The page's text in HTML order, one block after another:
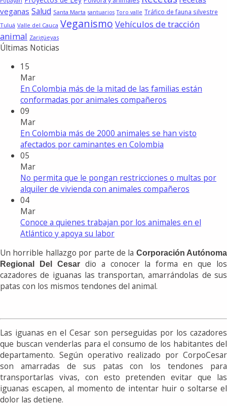
veganas Salud Santa Marta santuarios Toro valle Tráfico de fauna silvestre
Tuluá Valle del Cauca Veganismo Vehículos de tracción
animal Zarigüeyas
Últimas Noticias
15
Mar
En Colombia más de la mitad de las familias están
conformadas por animales compañeros
09
Mar
En Colombia más de 2000 animales se han visto
afectados por caminantes en Colombia
05
Mar
No permita que le pongan restricciones o multas por
alquiler de vivienda con animales compañeros
04
Mar
Conoce a quienes trabajan por los animales en el
Atlántico y apoya su labor
Un horrible hallazgo por parte de la Corporación Autónoma
Regional Del Cesardio a conocer la forma en que los
cazadores de iguanas las transportan, amarrándolas de sus
patas con los mismos tendones del animal.
Las iguanas en el Cesar son perseguidas por los cazadores
que buscan venderlas para el consumo de los habitantes del
departamento. Según operativo realizado por CorpoCesar
son amarradas de sus patas con los tendones para
transportarlas vivas, con esto pretenden evitar que las
iguanas escapen, al momento de intentar huir o soltarse el
dolor las detiene.